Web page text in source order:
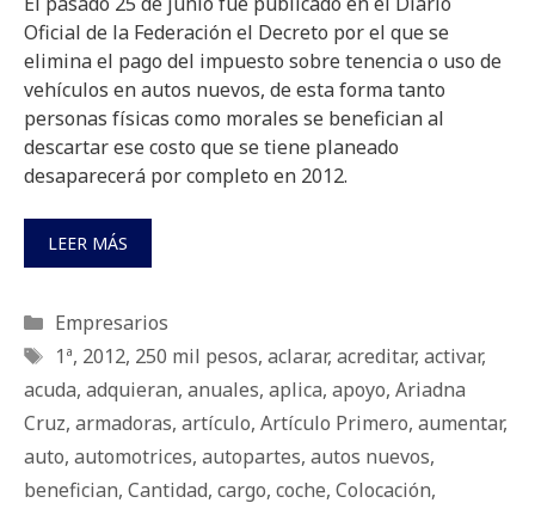
Oficial de la Federación el Decreto por el que se
elimina el pago del impuesto sobre tenencia o uso de
vehículos en autos nuevos, de esta forma tanto
personas físicas como morales se benefician al
descartar ese costo que se tiene planeado
desaparecerá por completo en 2012.
LEER MÁS
Categorías
Empresarios
Etiquetas
1ª, 2012, 250 mil pesos, aclarar, acreditar, activar,
acuda, adquieran, anuales, aplica, apoyo, Ariadna
Cruz, armadoras, artículo, Artículo Primero, aumentar,
auto, automotrices, autopartes, autos nuevos,
benefician, Cantidad, cargo, coche, Colocación,